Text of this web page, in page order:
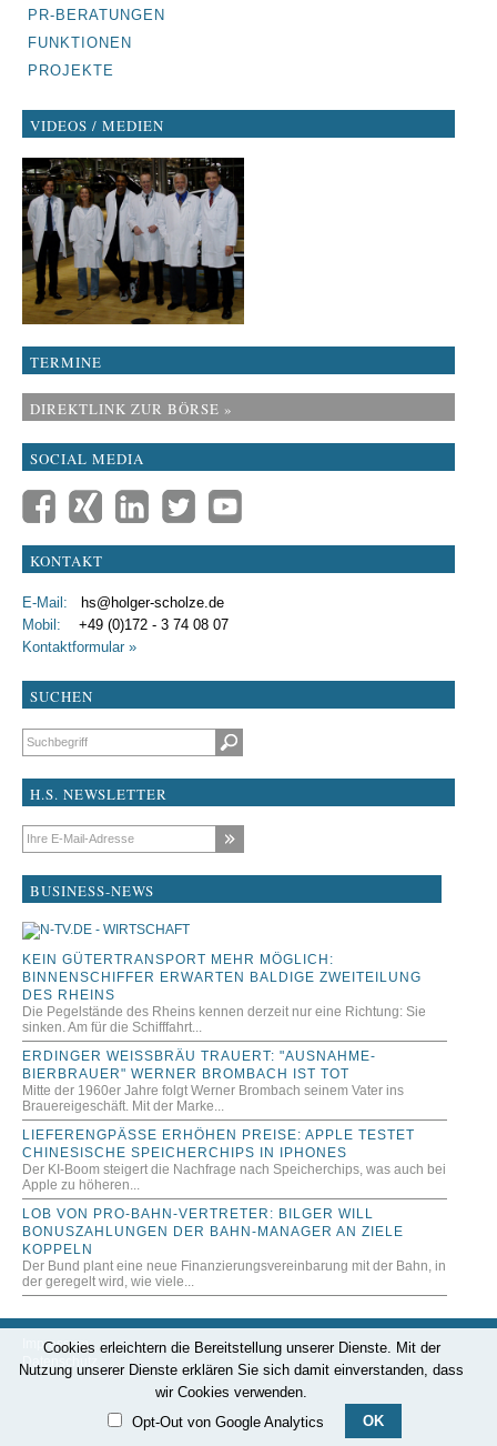
PR-BERATUNGEN
FUNKTIONEN
PROJEKTE
VIDEOS / MEDIEN
TERMINE
DIREKTLINK ZUR BÖRSE »
SOCIAL MEDIA
KONTAKT
E-Mail:
hs@holger-scholze.de
Mobil: +49 (0)172 - 3 74 08 07
Kontaktformular »
SUCHEN
Suchbegriffe
H.S. NEWSLETTER
E-Mail-Adresse
BUSINESS-NEWS
KEIN GÜTERTRANSPORT MEHR MÖGLICH:
BINNENSCHIFFER ERWARTEN BALDIGE ZWEITEILUNG
DES RHEINS
Die Pegelstände des Rheins kennen derzeit nur eine Richtung: Sie
sinken. Am für die Schifffahrt...
ERDINGER WEISSBRÄU TRAUERT: "AUSNAHME-B
IERBRAUER" WERNER BROMBACH IST TOT
Mitte der 1960er Jahre folgt Werner Brombach seinem Vater ins
Brauereigeschäft. Mit der Marke...
LIEFERENGPÄSSE ERHÖHEN PREISE: APPLE TESTET
CHINESISCHE SPEICHERCHIPS IN IPHONES
Der KI-Boom steigert die Nachfrage nach Speicherchips, was auch bei
Apple zu höheren...
LOB VON PRO-BAHN-VERTRETER: BILGER WILL
BONUSZAHLUNGEN DER BAHN-MANAGER AN ZIELE
KOPPELN
Der Bund plant eine neue Finanzierungsvereinbarung mit der Bahn, in
der geregelt wird, wie viele...
Impressum
Datenschutz
Cookies erleichtern die Bereitstellung unserer Dienste. Mit der
Nutzung unserer Dienste erklären Sie sich damit einverstanden, dass
wir Cookies verwenden.
Opt-Out von Google Analytics
OK